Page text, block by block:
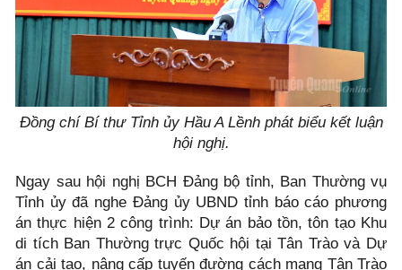
Đồng chí Bí thư Tỉnh ủy Hầu A Lềnh phát biểu kết luận
hội nghị.
Ngay sau hội nghị BCH Đảng bộ tỉnh, Ban Thường vụ
Tỉnh ủy đã nghe Đảng ủy UBND tỉnh báo cáo phương
án thực hiện 2 công trình: Dự án bảo tồn, tôn tạo Khu
di tích Ban Thường trực Quốc hội tại Tân Trào và Dự
án cải tạo, nâng cấp tuyến đường cách mạng Tân Trào